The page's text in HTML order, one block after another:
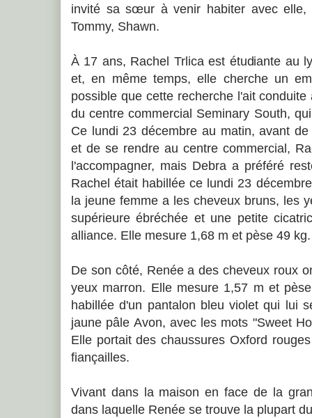
invité sa sœur à venir habiter avec elle,
Tommy, Shawn.
À 17 ans, Rachel Trlica est étudiante au
et, en même temps, elle cherche un
possible que cette recherche l'ait
du centre commercial Seminary South,
Ce lundi 23 décembre au matin, avant
et de se rendre au centre commercial,
l'accompagner, mais Debra a préféré
Rachel était habillée ce lundi 23
la jeune femme a les cheveux bruns, les
supérieure ébréchée et une petite
alliance. Elle mesure 1,68 m et pèse 49 kg.
De son côté, Renée a des cheveux roux
yeux marron. Elle mesure 1,57 m et
habillée d'un pantalon bleu violet qui lui
jaune pâle Avon, avec les mots "Sweet
Elle portait des chaussures Oxford
fiançailles.
Vivant dans la maison en face de la
dans laquelle Renée se trouve la plupart